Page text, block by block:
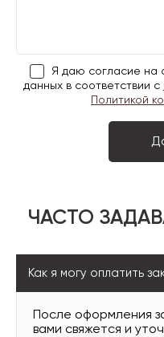
Я даю согласие на
данных в соответствии с
Политикой
ЧАСТО
Как я могу оплатить
После оформления
вами свяжется и